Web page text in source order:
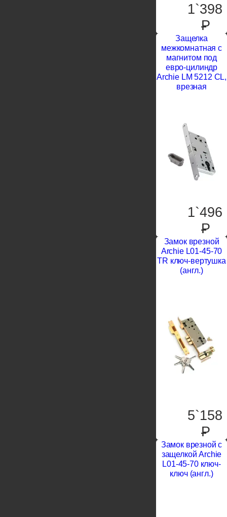
1`398
P
Защелка
межкомнатная с
магнитом под
евро-цилиндр
Archie LM 5212 CL,
врезная
1`496
P
Замок врезной
Archie L01-45-70
TR ключ-вертушка
(англ.)
5`158
P
Замок врезной с
защелкой Archie
L01-45-70 ключ-
ключ (англ.)